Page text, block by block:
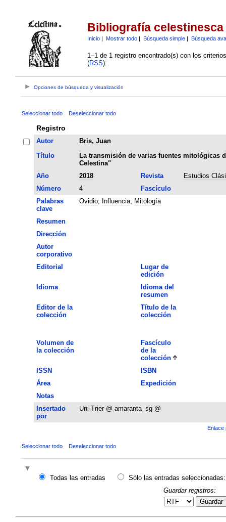
Bibliografía celestinesca
Inicio| Mostrar todo| Búsqueda simple| Búsqueda
1–1 de 1 registro encontrado(s) con los
(RSS):
Opciones de búsqueda y visualización
Seleccionar todo Deseleccionar todo
Registro
Autor
Bris, Juan
Título
La transmisión de varias fuentes mitológicas
Celestina"
Año
2018 Revista
Estudios
Número
4
Fascículo
Palabras
clave
Ovidio; Influencia; Mitología
Resumen
Dirección
Autor
corporativo
Editorial
Lugar de
edición
Idioma
Idioma del
resumen
Editor de la
colección
Título de la
colección
Volumen de
la colección
Fascículo
de la
colección
ISSN
ISBN
Área
Expedición
Notas
Insertado
por
Uni-Trier @ amaranta_sg @
Enlace
Seleccionar todo Deseleccionar todo
Todas las entradas
Sólo las entradas seleccionadas:
Guardar registros:
Guardar